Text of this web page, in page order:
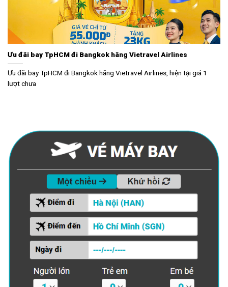
Ưu đãi bay TpHCM đi Bangkok hãng Vietravel Airlines
Ưu đãi bay TpHCM đi Bangkok hãng Vietravel Airlines, hiện tại giá 1
lượt chưa